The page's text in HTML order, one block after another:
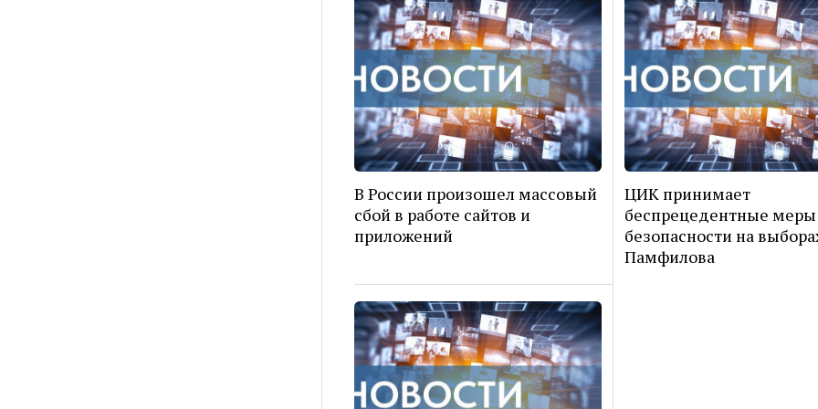
В России произошел массовый
сбой в работе сайтов и
приложений
ЦИК принимает
беспрецедентные меры
безопасности на
Памфилова